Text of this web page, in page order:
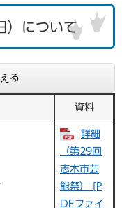
）について
る
資料
詳細
（第29回
志木市芸
能祭） [P
DFファイ